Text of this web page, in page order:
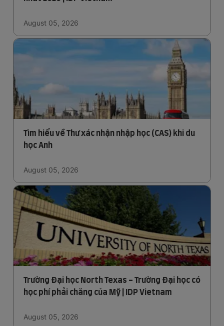
August 05, 2026
Tìm hiểu về Thư xác nhận nhập học (CAS) khi du
học Anh
August 05, 2026
Trường Đại học North Texas - Trường Đại học có
học phí phải chăng của Mỹ | IDP Vietnam
August 05, 2026